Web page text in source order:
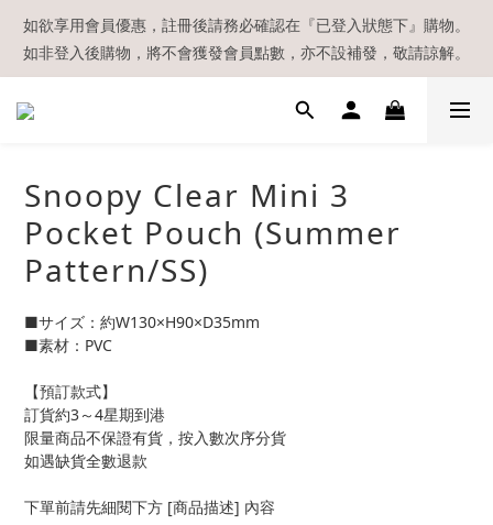
【現貨區】內款式均為在港現貨，現貨區以外的所有貨品都需要訂
貨喔！
如欲享用會員優惠，註冊後請務必確認在『已登入狀態下』購物。
如非登入後購物，將不會獲發會員點數，亦不設補發，敬請諒解。
溫馨提示：所有順豐快遞／本地及國際郵遞寄出後，本店只會以電
【現貨區】內款式均為在港現貨，現貨區以外的所有貨品都需要訂
貨喔！
Snoopy Clear Mini 3
Pocket Pouch (Summer
Pattern/SS)
■サイズ：約W130×H90×D35mm
■素材：PVC
【預訂款式】
訂貨約3～4星期到港
限量商品不保證有貨，按入數次序分貨
如遇缺貨全數退款
下單前請先細閱下方 [商品描述] 內容